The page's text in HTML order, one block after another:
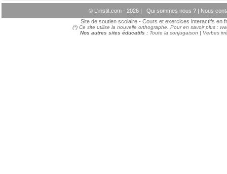
© L'instit.com - 2026 | Qui sommes nous ? | Nous
Site de soutien scolaire - Cours et exercices interactifs en
(*) Ce site utilise la nouvelle orthographe. Pour en savoir plus :
Nos autres sites éducatifs : Toute la conjugaison | Verbes